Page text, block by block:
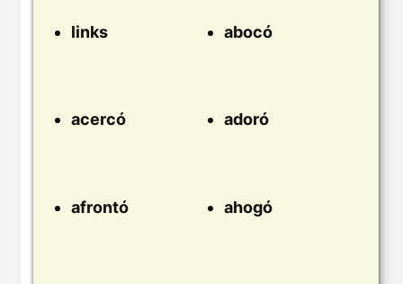
links abocó
acercó adoró
afrontó ahogó